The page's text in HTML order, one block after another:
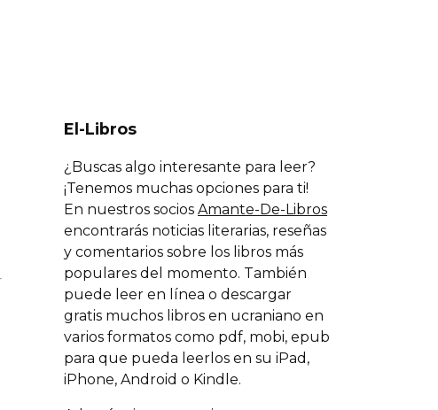
El-Libros
¿Buscas algo interesante para leer?
¡Tenemos muchas opciones para ti!
En nuestros socios Amante-De-Libros
encontrarás noticias literarias, reseñas
y comentarios sobre los libros más
populares del momento. También
puede leer en línea o descargar
gratis muchos libros en ucraniano en
varios formatos como pdf, mobi, epub
para que pueda leerlos en su iPad,
iPhone, Android o Kindle.